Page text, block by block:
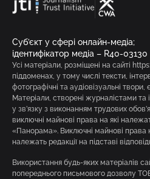
Суб’єкт у сфері онлайн-медіа;
ідентифікатор медіа – R40-03130
Усі матеріали, розміщені на сайті
піддоменах, у тому числі тексти,
фотографічні та аудіовізуальні
Матеріали, створені журналістами та
у зв’язку з виконанням трудових
виключні майнові права на які
«Панорама». Виключні майнові права
належать редакції на підставі
Використання будь-яких матеріалів
попереднього письмового дозволу